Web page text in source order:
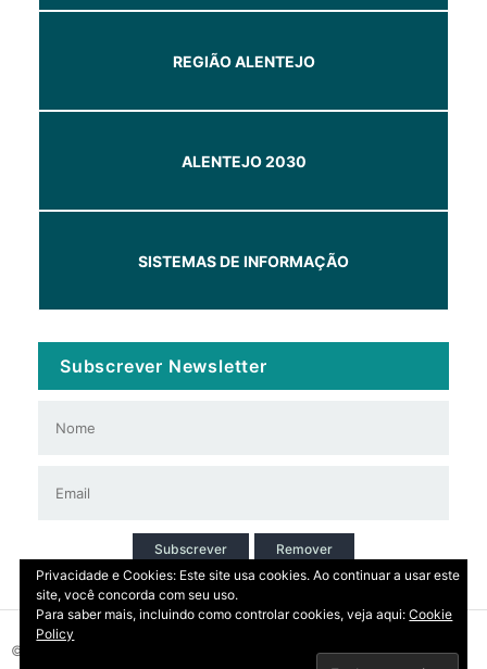
REGIÃO ALENTEJO
ALENTEJO 2030
SISTEMAS DE INFORMAÇÃO
Subscrever Newsletter
Subscrever Remover
© 2026 Copyright: DIRT | CCDR Alentejo, I.P.
Privacidade e Cookies: Este site usa cookies. Ao continuar a usar este
site, você concorda com seu uso.
Para saber mais, incluindo como controlar cookies, veja aqui:Cookie
Policy